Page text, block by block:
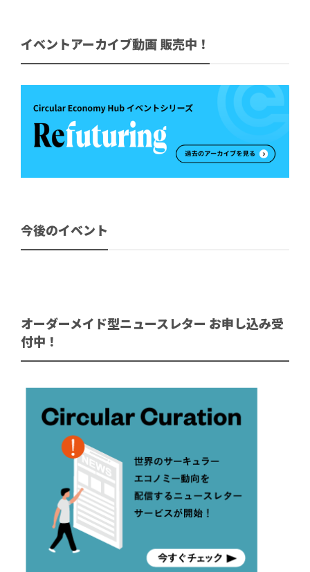
イベントアーカイブ動画 販売中！
今後のイベント
オーダーメイド型ニュースレター お申し込み受
付中！